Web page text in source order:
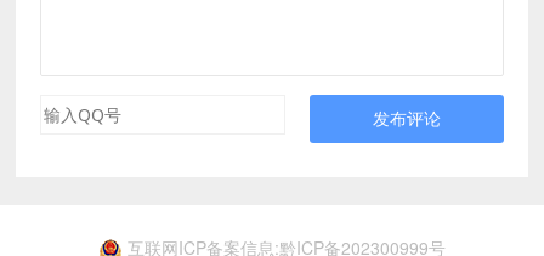
发布评论
互联网ICP备案信息:黔ICP备202300999号